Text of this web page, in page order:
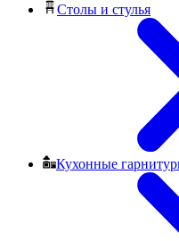
Столы и стулья
Кухонные